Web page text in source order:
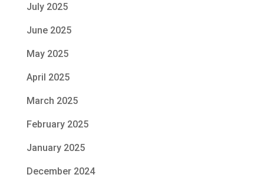
July 2025
June 2025
May 2025
April 2025
March 2025
February 2025
January 2025
December 2024